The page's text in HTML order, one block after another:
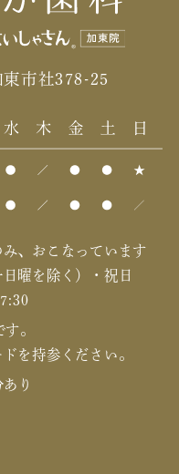
市社378-25
、おこなっています
曜を除く）・祝日
。
を持参ください。
り